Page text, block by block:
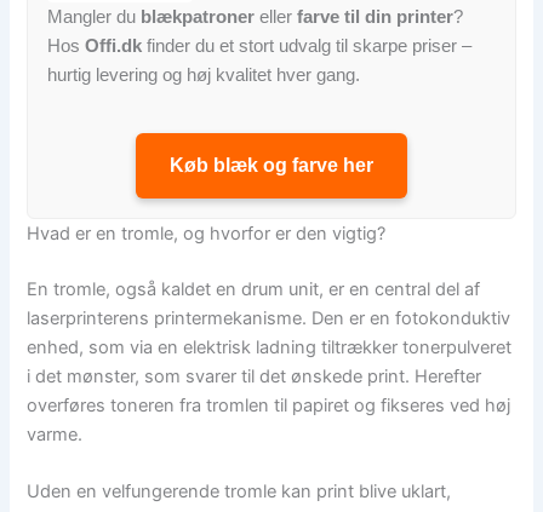
Mangler du blækpatroner ellerfarve til din printer?
HosOffi.dk finder du et stort udvalg til skarpe priser –
hurtig levering og høj kvalitet hver gang.
Køb blæk og farve her
Hvad er en tromle, og hvorfor er den vigtig?
En tromle, også kaldet en drum unit, er en central del af
laserprinterens printermekanisme. Den er en fotokonduktiv
enhed, som via en elektrisk ladning tiltrækker tonerpulveret
i det mønster, som svarer til det ønskede print. Herefter
overføres toneren fra tromlen til papiret og fikseres ved høj
varme.
Uden en velfungerende tromle kan print blive uklart,